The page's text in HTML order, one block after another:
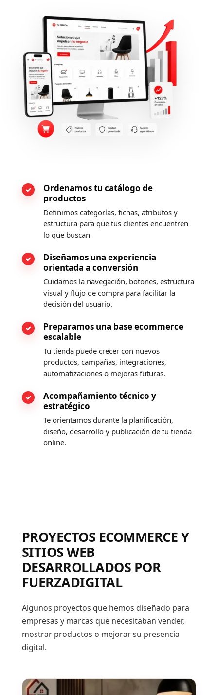
Ordenamos tu catálogo de
productos
Definimos categorías, fichas, atributos y
estructura para que tus clientes encuentren
lo que buscan.
Diseñamos una experiencia
orientada a conversión
Cuidamos la navegación, botones, estructura
visual y flujo de compra para facilitar la
decisión del usuario.
Preparamos una base ecommerce
escalable
Tu tienda puede crecer con nuevos
productos, campañas, integraciones,
automatizaciones o mejoras futuras.
Acompañamiento técnico y
estratégico
Te orientamos durante la planificación,
diseño, desarrollo y publicación de tu tienda
online.
PROYECTOS ECOMMERCE Y
SITIOS WEB
DESARROLLADOS POR
FUERZADIGITAL
Algunos proyectos que hemos diseñado para
empresas y marcas que necesitaban vender,
mostrar productos o mejorar su presencia
digital.